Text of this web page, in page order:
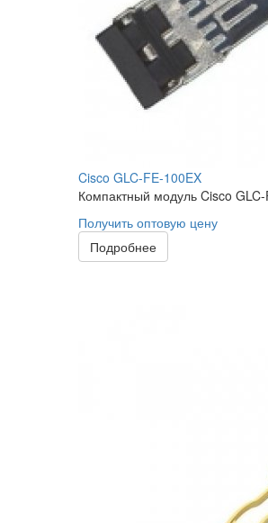
Cisco GLC-FE-100EX
Компактный модуль Cisco
Получить оптовую цену
Подробнее